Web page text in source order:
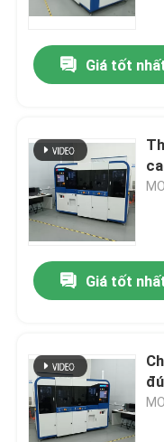
Giá tốt
Giá tốt